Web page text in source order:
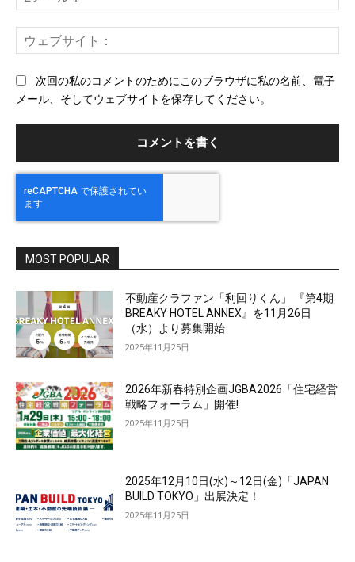
メ
ー
ェ
次回の私のコメントのためにこのブラウザに私の名前、電子
メール、そしてウェブサイトを保存してください。
MOST POPULAR
不動産クラファン「利回りくん」 『第4期
BREAKY HOTEL ANNEX』を11月26日
（水）より募集開始
2025年11月25日
2026年新春特別企画JGBA2026「住宅経営
戦略フォーラム」開催!
2025年11月25日
2025年12月10日(水)～12日(金)「JAPAN
BUILD TOKYO」出展決定！
2025年11月25日